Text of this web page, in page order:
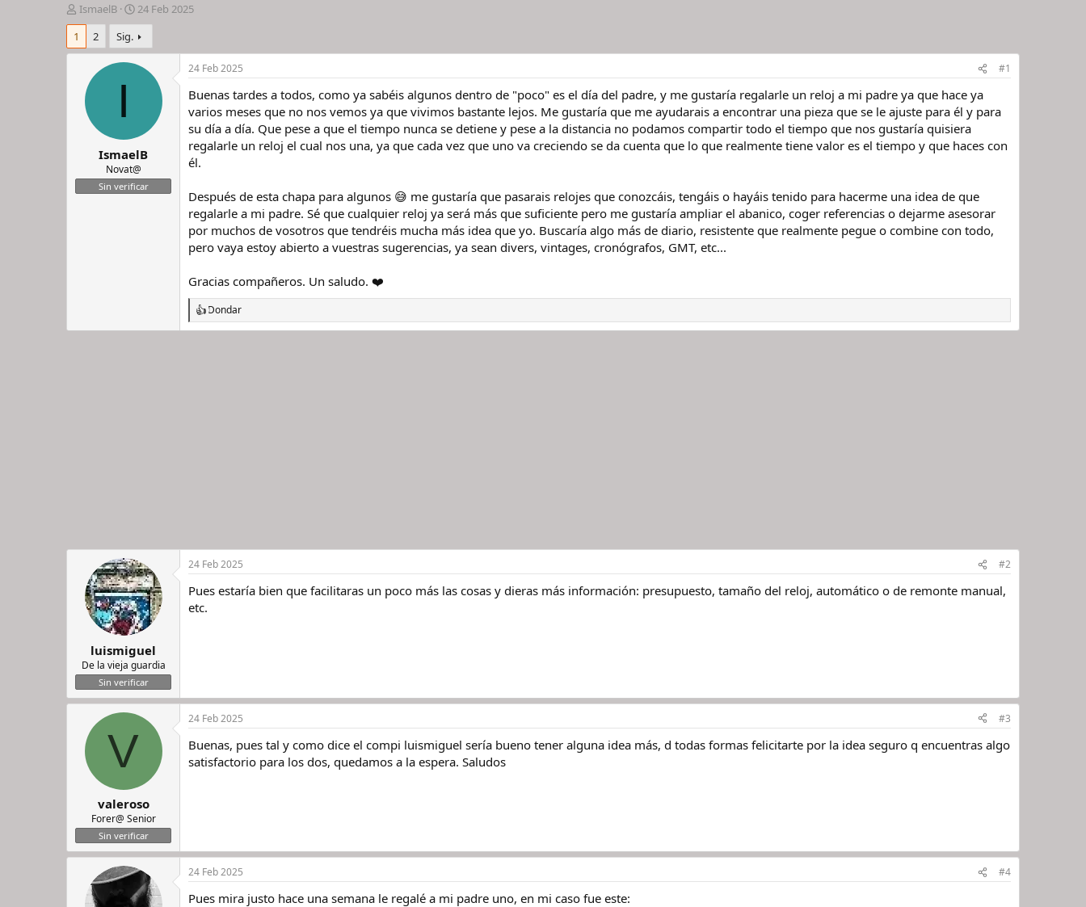
I
n
c
h
i
IsmaelB
F
e
c
h
a
i
c
i
o
24 Feb 2025
1
2 Sig.
I
IsmaelB
Novat@
Sin verificar
24 Feb 2025 #1
Buenas tardes a todos, como ya sabéis algunos dentro de "poco" es el día del padre, y me gustaría regalarle un reloj a mi padre ya que hace ya
varios meses que no nos vemos ya que vivimos bastante lejos. Me gustaría que me ayudarais a encontrar una pieza que se le ajuste para él y para
su día a día. Que pese a que el tiempo nunca se detiene y pese a la distancia no podamos compartir todo el tiempo que nos gustaría quisiera
regalarle un reloj el cual nos una, ya que cada vez que uno va creciendo se da cuenta que lo que realmente tiene valor es el tiempo y que haces con
él.
Después de esta chapa para algunos 😅 me gustaría que pasarais relojes que conozcáis, tengáis o hayáis tenido para hacerme una idea de que
regalarle a mi padre. Sé que cualquier reloj ya será más que suficiente pero me gustaría ampliar el abanico, coger referencias o dejarme asesorar
por muchos de vosotros que tendréis mucha más idea que yo. Buscaría algo más de diario, resistente que realmente pegue o combine con todo,
pero vaya estoy abierto a vuestras sugerencias, ya sean divers, vintages, cronógrafos, GMT, etc...
Gracias compañeros. Un saludo. ❤️
R
e
Dondar
luismiguel
De la vieja guardia
Sin verificar
24 Feb 2025 #2
Pues estaría bien que facilitaras un poco más las cosas y dieras más información: presupuesto, tamaño del reloj, automático o de remonte manual,
etc.
V
valeroso
Forer@ Senior
Sin verificar
24 Feb 2025 #3
Buenas, pues tal y como dice el compi luismiguel sería bueno tener alguna idea más, d todas formas felicitarte por la idea seguro q encuentras algo
satisfactorio para los dos, quedamos a la espera. Saludos
24 Feb 2025 #4
Pues mira justo hace una semana le regalé a mi padre uno, en mi caso fue este: